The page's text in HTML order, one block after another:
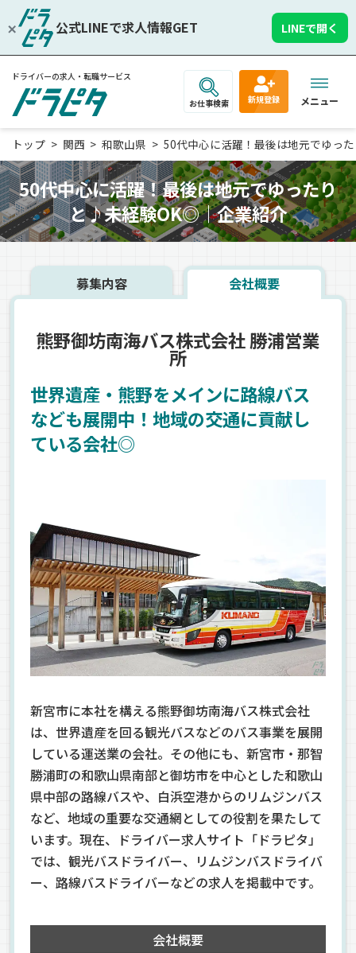
公式LINEで求人情報GET LINEで開く
ドライバーの求人・転職サービス
お仕事検索 新規登録 メニュー
トップ 関西 和歌山県 50代中心に活躍！最後は地元でゆっ
50代中心に活躍！最後は地元でゆったり
と♪未経験OK◎｜企業紹介
募集内容 会社概要
熊野御坊南海バス株式会社 勝浦営業
所
世界遺産・熊野をメインに路線バス
なども展開中！地域の交通に貢献し
ている会社◎
新宮市に本社を構える熊野御坊南海バス株式会社
は、世界遺産を回る観光バスなどのバス事業を展開
している運送業の会社。その他にも、新宮市・那智
勝浦町の和歌山県南部と御坊市を中心とした和歌山
県中部の路線バスや、白浜空港からのリムジンバス
など、地域の重要な交通網としての役割を果たして
います。現在、ドライバー求人サイト「ドラピタ」
では、観光バスドライバー、リムジンバスドライバ
ー、路線バスドライバーなどの求人を掲載中です。
会社概要